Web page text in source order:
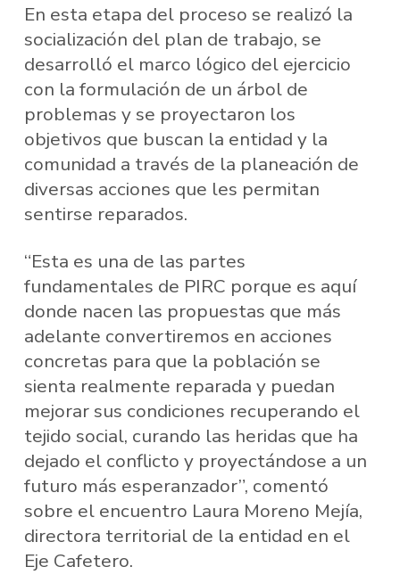
En esta etapa del proceso se realizó la
socialización del plan de trabajo, se
desarrolló el marco lógico del ejercicio
con la formulación de un árbol de
problemas y se proyectaron los
objetivos que buscan la entidad y la
comunidad a través de la planeación de
diversas acciones que les permitan
sentirse reparados.
“Esta es una de las partes
fundamentales de PIRC porque es aquí
donde nacen las propuestas que más
adelante convertiremos en acciones
concretas para que la población se
sienta realmente reparada y puedan
mejorar sus condiciones recuperando el
tejido social, curando las heridas que ha
dejado el conflicto y proyectándose a un
futuro más esperanzador”, comentó
sobre el encuentro Laura Moreno Mejía,
directora territorial de la entidad en el
Eje Cafetero.